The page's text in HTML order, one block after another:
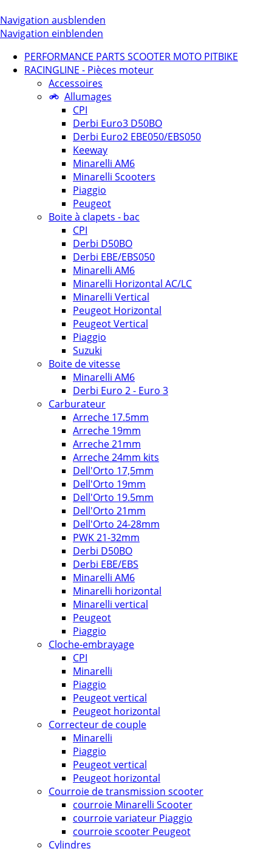
Navigation ausblenden
Navigation einblenden
PERFORMANCE PARTS SCOOTER MOTO PITBIKE
RACINGLINE - Pièces moteur
Accessoires
Allumages
CPI
Derbi Euro3 D50BO
Derbi Euro2 EBE050/EBS050
Keeway
Minarelli AM6
Minarelli Scooters
Piaggio
Peugeot
Boite à clapets - bac
CPI
Derbi D50BO
Derbi EBE/EBS050
Minarelli AM6
Minarelli Horizontal AC/LC
Minarelli Vertical
Peugeot Horizontal
Peugeot Vertical
Piaggio
Suzuki
Boite de vitesse
Minarelli AM6
Derbi Euro 2 - Euro 3
Carburateur
Arreche 17.5mm
Arreche 19mm
Arreche 21mm
Arreche 24mm kits
Dell'Orto 17,5mm
Dell'Orto 19mm
Dell'Orto 19.5mm
Dell'Orto 21mm
Dell'Orto 24-28mm
PWK 21-32mm
Derbi D50BO
Derbi EBE/EBS
Minarelli AM6
Minarelli horizontal
Minarelli vertical
Peugeot
Piaggio
Cloche-embrayage
CPI
Minarelli
Piaggio
Peugeot vertical
Peugeot horizontal
Correcteur de couple
Minarelli
Piaggio
Peugeot vertical
Peugeot horizontal
Courroie de transmission scooter
courroie Minarelli Scooter
courroie variateur Piaggio
courroie scooter Peugeot
Cylindres